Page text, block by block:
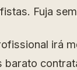
Fuja
irá
barato